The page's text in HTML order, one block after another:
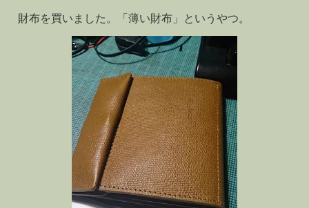
財布を買いました。「薄い財布」というやつ。